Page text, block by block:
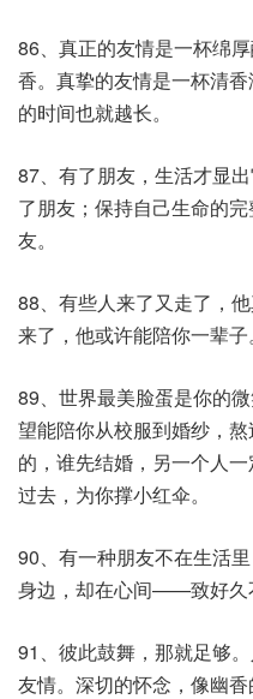
86、真正的友情是一杯绵
香。真挚的友情是一杯清
的时间也就越长。
87、有了朋友，生活才显
了朋友；保持自己生命的
友。
88、有些人来了又走了，
来了，他或许能陪你一辈子。
89、世界最美脸蛋是你的
望能陪你从校服到婚纱，
的，谁先结婚，另一个人
过去，为你撑小红伞。
90、有一种朋友不在生活
身边，却在心间——致好久
91、彼此鼓舞，那就足够
友情。深切的怀念，像幽香